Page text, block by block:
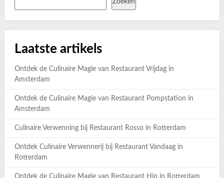
Laatste artikels
Ontdek de Culinaire Magie van Restaurant Vrijdag in
Amsterdam
Ontdek de Culinaire Magie van Restaurant Pompstation in
Amsterdam
Culinaire Verwenning bij Restaurant Rosso in Rotterdam
Ontdek Culinaire Verwennerij bij Restaurant Vandaag in
Rotterdam
Ontdek de Culinaire Magie van Restaurant Hip in Rotterdam